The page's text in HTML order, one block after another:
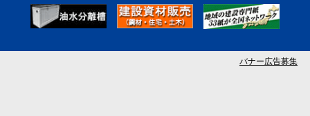
バナー広告募集